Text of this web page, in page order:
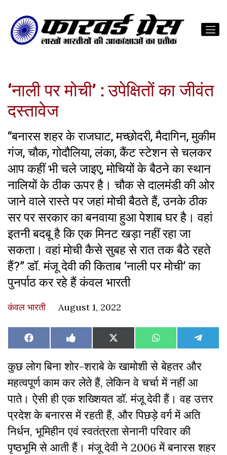
‘नाली पर मोची’ : उपेक्षितों का जीवंत
दस्तावेज
“बनारस शहर के राजघाट, मच्छोदरी, मैदागिन, मुकीम
गंज, चौक, गोदौलिया, लंका, कैंट स्टेशन से चलकर
आप कहीं भी चले जाइए, मोचियों के बैठने का स्थान
नालियों के ठीक ऊपर है। चौक से दालमंडी की ओर
जाने वाले रास्ते पर जहां मोची बैठते हैं, उनके ठीक
सर पर सरकार का बनवाया हुआ पेशाब घर है। वहां
इतनी बदबू है कि एक मिनट खड़ा नहीं रहा जा
सकता। वहां मोची कैसे सुबह से रात तक बैठे रहते
हैं?” डॉ. मंजू देवी की किताब ‘नाली पर मोची’ का
पुनर्पाठ कर रहे हैं कंवल भारती
कंवल भारती August 1, 2022
Share
on
Facebook Share
on
Like
on
Facebook
Share
on
X
(Twitter)
Share
on
WhatsAppShare
on
कुछ लोग बिना शोर-शराबे के खामोशी से बेहतर और
महत्वपूर्ण काम कर लेते हैं, लेकिन वे चर्चा में नहीं आ
पाते। ऐसी ही एक शख्शियत डॉ. मंजू देवी हैं। वह उत्तर
प्रदेश के बनारस में रहती हैं, और पिछड़े वर्ग में अति
निर्धन, भूमिहीन एवं स्वतंत्रता सेनानी परिवार की
पृष्ठभूमि से आती हैं। मंजू देवी ने 2006 में बनारस शहर